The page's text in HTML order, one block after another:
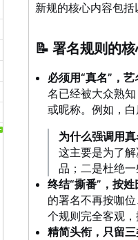
新规的核心内容包
📝 署名规则的
必须用“真名”，
名已经被大众熟
或昵称。例如，
为什么强调用
这主要是为了
品 ；二是杜绝
终结“撕番”，按
的署名不再按咖
个规则完全客观
精简头衔，只留